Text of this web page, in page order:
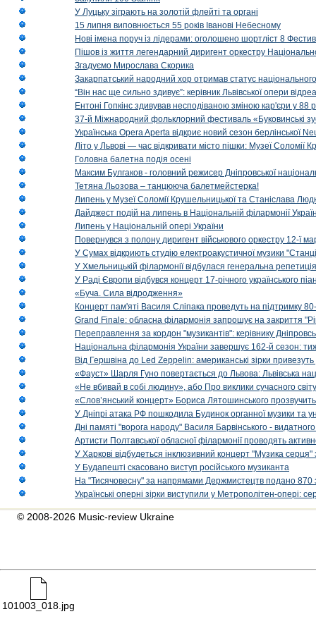
У Луцьку зіграють на золотій флейті та органі
15 липня виповнюється 55 років Іванові Небесному
Нові імена поруч із лідерами: оголошено шортліст 8
Пішов із життя легендарний диригент оркестру
Згадуємо Мирослава Скорика
Закарпатський народний хор отримав статус національного
“Він нас ще сильно здивує”: керівник Львівської опери
Ентоні Гопкінс здивував несподіваною зміною кар'єри у 88
37-й Міжнародний фольклорний фестиваль «Буковинські
Українська Opera Aperta відкриє новий сезон берлінської
Літо у Львові — час відкривати місто пішки: Музеї Соломії
Головна балетна подія осені
Максим Булгаков - головний режисер Дніпровської
Тетяна Льозова – танцююча балетмейстерка!
Липень у Музеї Соломії Крушельницької та Станіслава
Дайджест подій на липень в Національній філармонії
Липень у Національній опері України
Повернувся з полону диригент військового оркестру 12-ї
У Сумах відкриють студію електроакустичної музики
У Хмельницькій філармонії відбулася генеральна
У Раді Європи відбувся концерт 17-річного українського
«Буча. Сила відродження»
Концерт пам'яті Василя Сліпака проведуть на підтримку
Grand Finale: обласна філармонія запрошує на закриття
Переправлення за кордон "музикантів": керівнику
Національна філармонія України завершує 162-й сезон:
Від Гершвіна до Led Zeppelin: американські зірки
«Фауст» Шарля Гуно повертається до Львова: Львівська
«Не вбивай в собі людину», або Про виклики сучасного світу
«Слов’янський концерт» Бориса Лятошинського
У Дніпрі атака РФ пошкодила Будинок органної музики та
Дні памяті "ворога народу" Василя Барвінського -
Артисти Полтавської обласної філармонії проводять
У Харкові відбудеться інклюзивний концерт "Музика
У Будапешті скасовано виступ російського музиканта
На "Тисячовесну" за напрямами Держмистецтв подано 870
Українські оперні зірки виступили у Метрополітен-опері:
© 2008-2026 Music-review Ukraine
101003_018.jpg